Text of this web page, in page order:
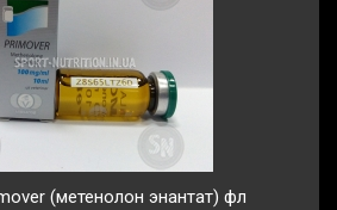
(метенолон энантат) фл